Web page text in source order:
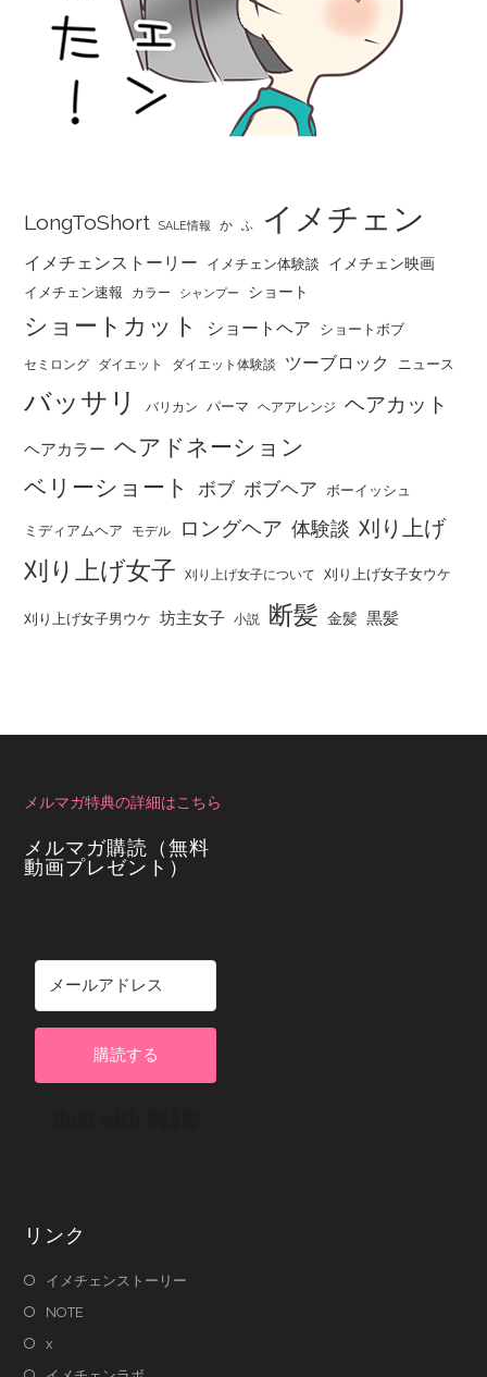
LongToShort SALE情報 か ふ イメチェン
イメチェンストーリー イメチェン体験談 イメチェン映画
イメチェン速報 カラー シャンプー ショート
ショートカット ショートヘア ショートボブ
セミロング ダイエット ダイエット体験談 ツーブロック ニュース
バッサリ バリカン パーマ ヘアアレンジ ヘアカット
ヘアカラー ヘアドネーション
ベリーショート
ボブ ボブヘア ボーイッシュ
ミディアムヘア モデル ロングヘア 体験談 刈り上げ
刈り上げ女子 刈り上げ女子について 刈り上げ女子女ウケ
刈り上げ女子男ウケ 坊主女子 小説 断髪 金髪 黒髪
メルマガ特典の詳細はこちら
メルマガ購読（無料
動画プレゼント）
購読する
リンク
イメチェンストーリー
NOTE
x